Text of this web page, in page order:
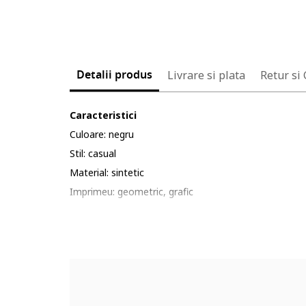
Detalii produs Livrare si plata Retur si
Caracteristici
Culoare: negru
Stil: casual
Material: sintetic
Imprimeu: geometric, grafic